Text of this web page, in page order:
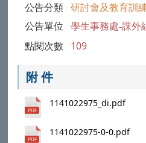
公告分類 研討會及教育訓
公告單位 學生事務處-課外
點閱次數 109
附 件
1141022975_di.pdf
1141022975-0-0.pdf